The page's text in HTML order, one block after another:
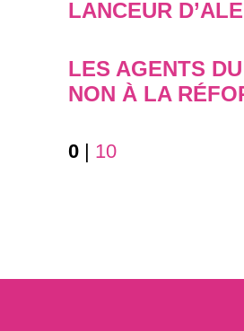
LANCEUR
LES AGENTS
NON À LA
0| 10